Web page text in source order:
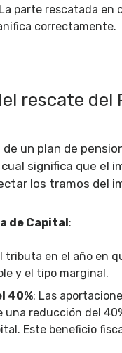
parte rescatada en
correctamente.
rescate del
de un plan de
cual significa que el
los tramos del
de Capital:
tributa en el año en
y el tipo marginal.
40%: Las
una reducción del
Este beneficio